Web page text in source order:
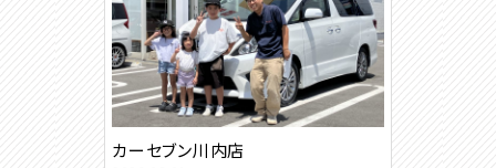
カーセブン川内店